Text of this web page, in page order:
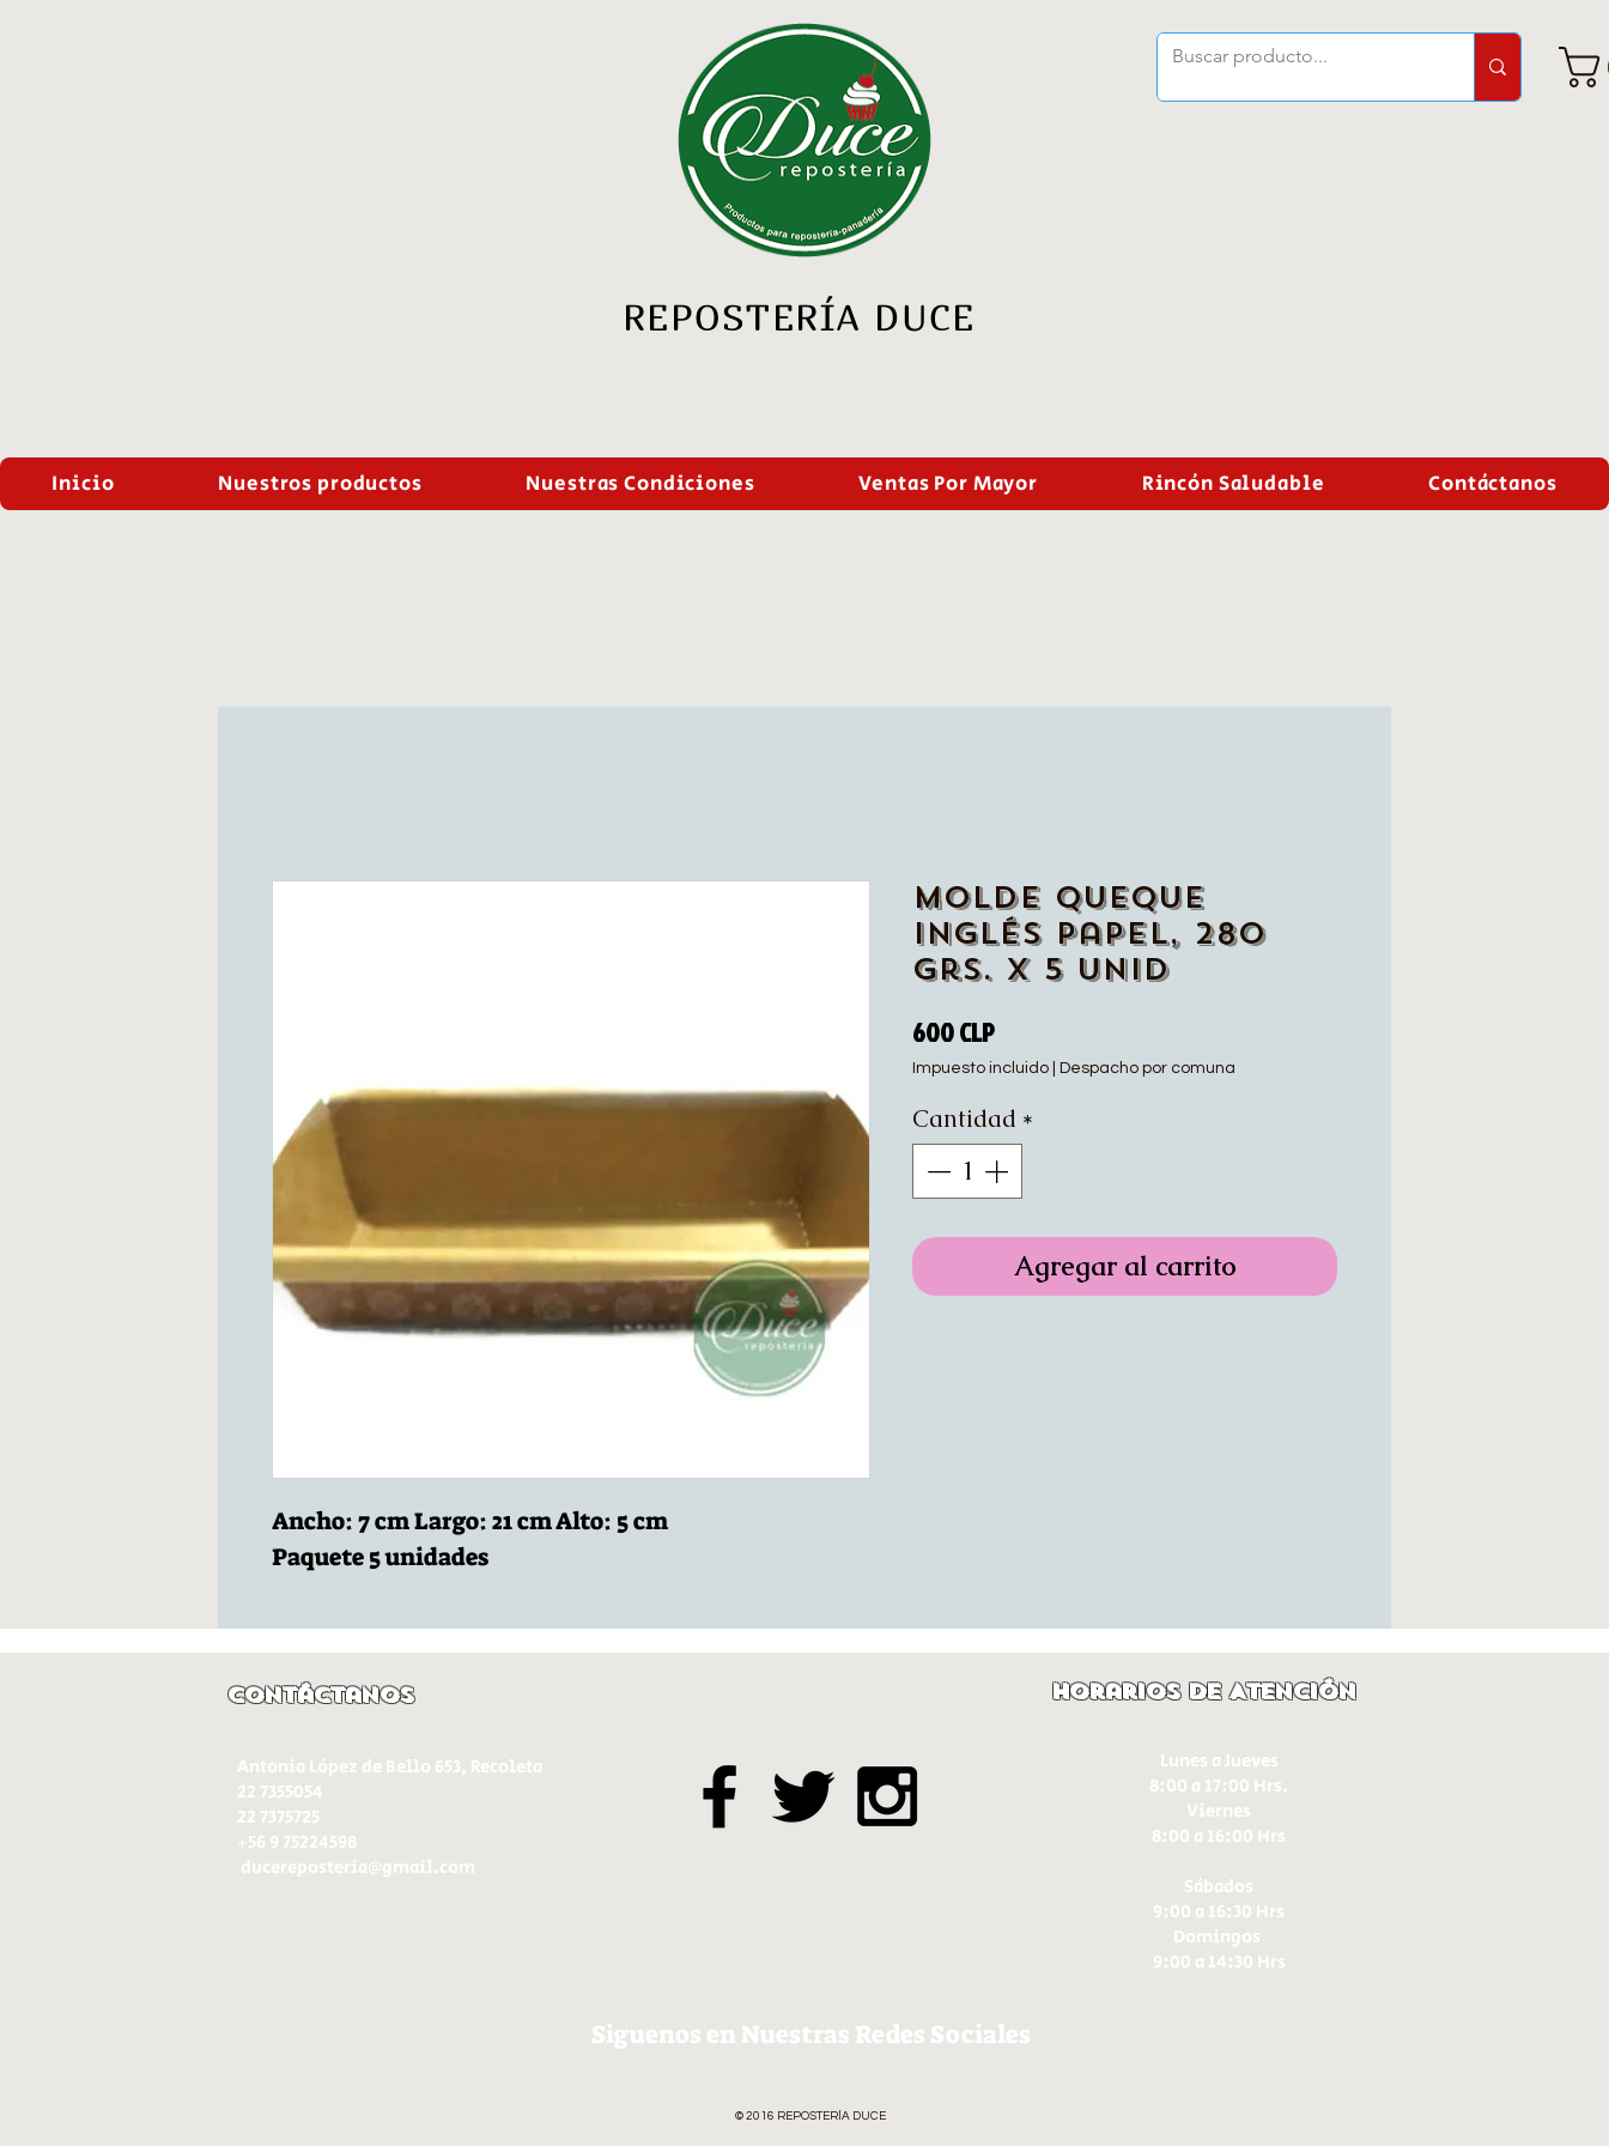
REPOSTERÍA DUCE
Inicio Nuestros productos Nuestras Condiciones Ventas Por Mayor Rincón Saludable Contáctanos
Ancho: 7 cm Largo: 21 cm Alto: 5 cm
Paquete 5 unidades
Molde Queque
Inglés Papel, 280
grs. x 5 unid
600 CLPPrecio
Impuesto incluido Despacho por comuna
Cantidad *
Agregar al carrito
Contáctanos
Antonia López de Bello 653, Recoleta
22 7355054
22 7375725
+56 9 75224598
ducereposteria@gmail.com
Horarios de Atención
Lunes a Jueves
8:00 a 17:00 Hrs.
Viernes
8:00 a 16:00 Hrs​
Sábados
9:00 a 16:30 Hrs
Domingos
9:00 a 14:30 Hrs
Siguenos en Nuestras Redes Sociales
© 2016 REPOSTERÍA DUCE